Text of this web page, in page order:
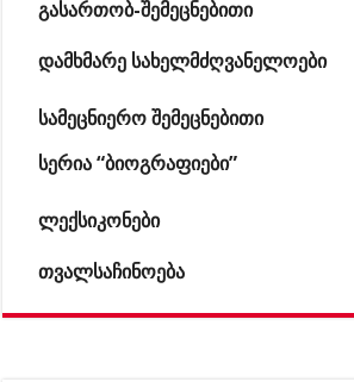
გასართობ-შემეცნებითი
დამხმარე სახელმძღვანელოები
სამეცნიერო შემეცნებითი
სერია “ბიოგრაფიები”
ლექსიკონები
თვალსაჩინოება